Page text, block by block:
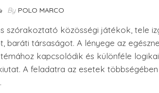
By POLO MARCO
szórakoztató közösségi játékok, tele
társaságot. A lényege az
kapcsolódik és különféle
A feladatra az esetek